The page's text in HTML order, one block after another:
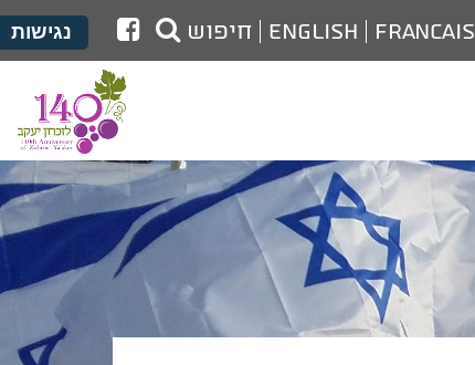
נגישות Francais
English חיפוש
לעמוד
הפייסבוק
של
מועצת
זכרון
יעקב